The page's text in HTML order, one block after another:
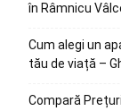
în Râmnicu
Cum alegi un
tău de viață –
Compară